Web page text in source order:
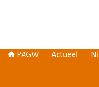
PAGW Actueel